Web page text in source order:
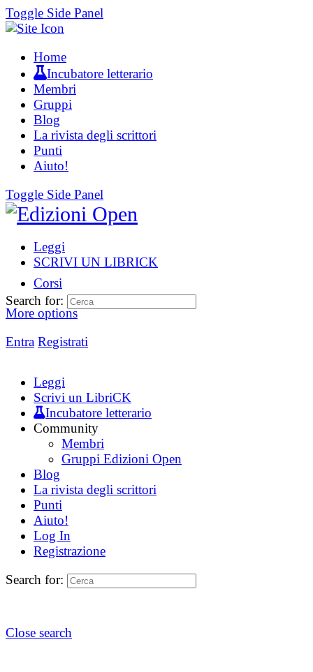
Toggle Side Panel
Home
Incubatore letterario
Membri
Gruppi
Blog
La rivista degli scrittori
Punti
Aiuto!
Toggle Side Panel
Leggi
SCRIVI UN LIBRICK
Corsi
More options
Entra Registrati
Search for:
Leggi
Scrivi un LibriCK
Incubatore letterario
Community
Membri
Gruppi Edizioni Open
Blog
La rivista degli scrittori
Punti
Aiuto!
Log In
Registrazione
Search for:
Close search